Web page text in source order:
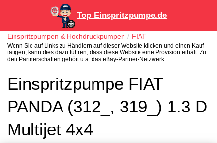
Top-Einspritzpumpe.de
Einspritzpumpen & Hochdruckpumpen FIAT
Wenn Sie auf Links zu Händlern auf dieser Website klicken und einen Kauf
tätigen, kann dies dazu führen, dass diese Website eine Provision erhält. Zu
den Partnerschaften gehört u.a. das eBay-Partner-Netzwerk.
Einspritzpumpe FIAT
PANDA (312_, 319_) 1.3 D
Multijet 4x4